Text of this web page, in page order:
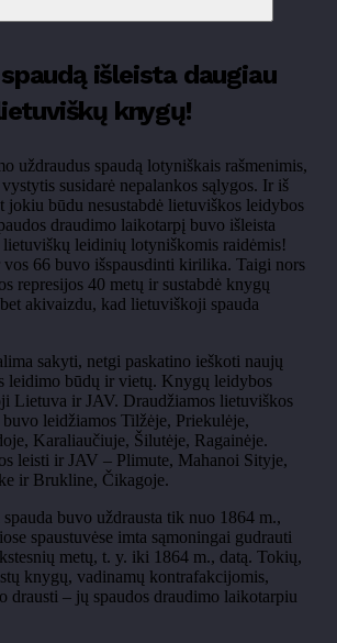
išleista daugiau
knygų!
uždraudus spaudą lotyniškais rašmenimis,
susidarė nepalankos sąlygos. Ir iš
jokiu būdu nesustabdė lietuviškos leidybos
draudimo laikotarpį buvo išleista
lietuviškų leidinių lotyniškomis raidėmis!
vos 66 buvo išspausdinti kirilika. Taigi nors
represijos 40 metų ir sustabdė knygų
akivaizdu, kad lietuviškoji spauda
sakyti, netgi paskatino ieškoti naujų
leidimo būdų ir vietų. Knygų leidybos
Lietuva ir JAV. Draudžiamos lietuviškos
leidžiamos Tilžėje, Priekulėje,
Karaliaučiuje, Šilutėje, Ragainėje.
leisti ir JAV – Plimute, Mahanoi Sityje,
ir Brukline, Čikagoje.
buvo uždrausta tik nuo 1864 m.,
spaustuvėse imta sąmoningai gudrauti
metų, t. y. iki 1864 m., datą. Tokių,
knygų, vadinamų kontrafakcijomis,
drausti – jų spaudos draudimo laikotarpiu